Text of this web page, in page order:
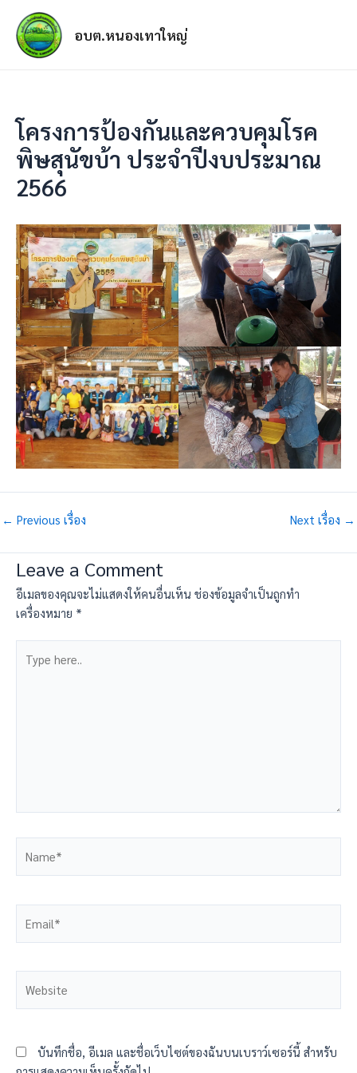
อบต.หนองเทาใหญ่
โครงการป้องกันและควบคุมโรค
พิษสุนัขบ้า ประจำปีงบประมาณ
2566
← Previous เรื่อง Next เรื่อง →
Leave a Comment
อีเมลของคุณจะไม่แสดงให้คนอื่นเห็น ช่องข้อมูลจำเป็นถูกทำ
เครื่องหมาย *
บันทึกชื่อ, อีเมล และชื่อเว็บไซต์ของฉันบนเบราว์เซอร์นี้ สำหรับ